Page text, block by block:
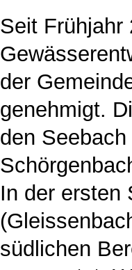
Seit Frühjahr
der
genehmigt.
den
In der ersten
südlichen